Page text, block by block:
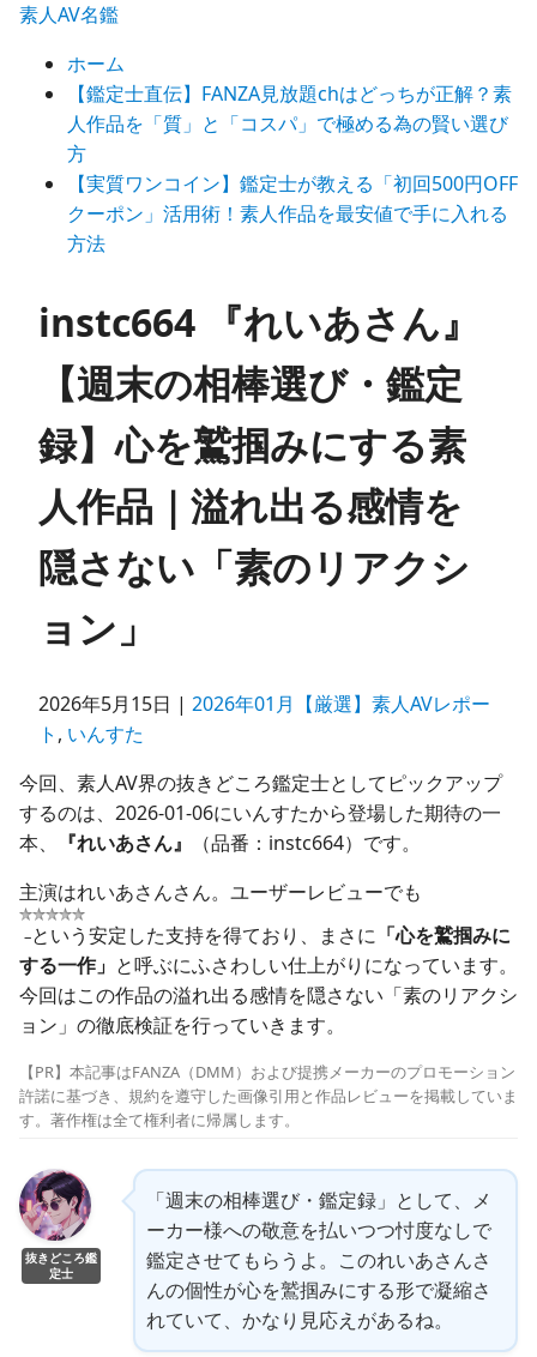
素人AV名鑑
ホーム
【鑑定士直伝】FANZA見放題chはどっちが正解？素
人作品を「質」と「コスパ」で極める為の賢い選び
方
【実質ワンコイン】鑑定士が教える「初回500円OFF
クーポン」活用術！素人作品を最安値で手に入れる
方法
instc664 『れいあさん』
【週末の相棒選び・鑑定
録】心を鷲掴みにする素
人作品｜溢れ出る感情を
隠さない「素のリアクシ
ョン」
2026年5月15日 | 2026年01月【厳選】素人AVレポー
ト , いんすた
今回、素人AV界の抜きどころ鑑定士としてピックアップ
するのは、2026-01-06にいんすたから登場した期待の一
本、
『れいあさん』
（品番：instc664）です。
主演はれいあさんさん。ユーザーレビューでも
–という安定した支持を得ており、まさに 「心を鷲掴みに
する一作」 と呼ぶにふさわしい仕上がりになっています。
今回はこの作品の溢れ出る感情を隠さない「素のリアクシ
ョン」の徹底検証を行っていきます。
【PR】本記事はFANZA（DMM）および提携メーカーのプロモーション
許諾に基づき、規約を遵守した画像引用と作品レビューを掲載していま
す。著作権は全て権利者に帰属します。
抜きどころ鑑
定士
「週末の相棒選び・鑑定録」として、メ
ーカー様への敬意を払いつつ忖度なしで
鑑定させてもらうよ。このれいあさんさ
んの個性が心を鷲掴みにする形で凝縮さ
れていて、かなり見応えがあるね。